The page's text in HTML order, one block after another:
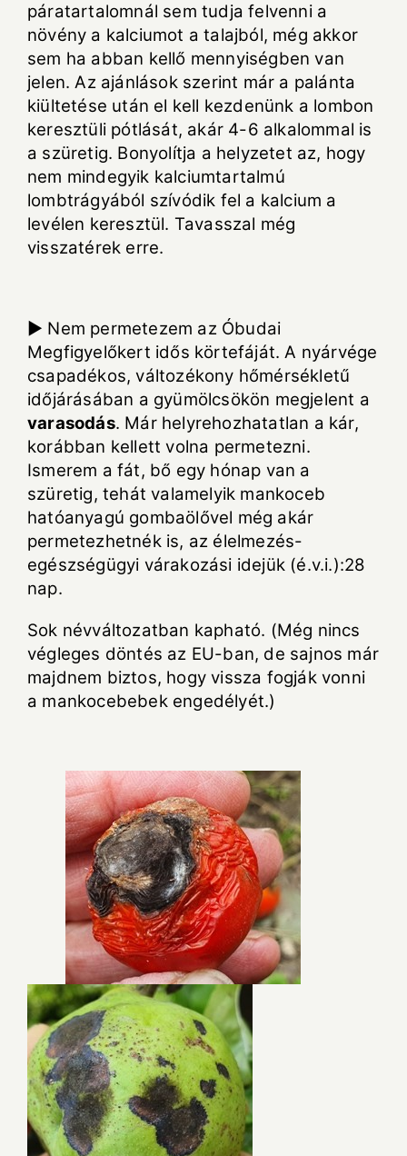
páratartalomnál sem tudja felvenni a
növény a kalciumot a talajból, még akkor
sem ha abban kellő mennyiségben van
jelen. Az ajánlások szerint már a palánta
kiültetése után el kell kezdenünk a lombon
keresztüli pótlását, akár 4-6 alkalommal is
a szüretig. Bonyolítja a helyzetet az, hogy
nem mindegyik kalciumtartalmú
lombtrágyából szívódik fel a kalcium a
levélen keresztül. Tavasszal még
visszatérek erre.
► Nem permetezem az Óbudai
Megfigyelőkert idős körtefáját. A nyárvége
csapadékos, változékony hőmérsékletű
időjárásában a gyümölcsökön megjelent a
varasodás. Már helyrehozhatatlan a kár,
korábban kellett volna permetezni.
Ismerem a fát, bő egy hónap van a
szüretig, tehát valamelyik mankoceb
hatóanyagú gombaölővel még akár
permetezhetnék is, az élelmezés-
egészségügyi várakozási idejük (é.v.i.):28
nap.
Sok névváltozatban kapható. (Még nincs
végleges döntés az EU-ban, de sajnos már
majdnem biztos, hogy vissza fogják vonni
a mankocebebek engedélyét.)